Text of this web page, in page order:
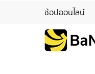
ช้อปออนไลน์